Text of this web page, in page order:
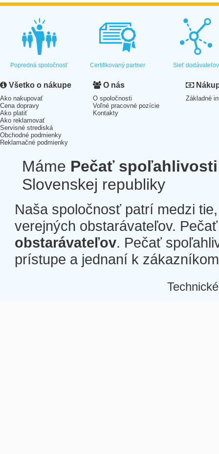
Popredná spoločnosť Certifikovaný partner Sieť dodávateľov
Všetko o nákupe
Ako nakupovať
Cena dopravy
Ako platiť
Ako reklamovať
Servisné strediská
Obchodné podmienky
Reklamačné podmienky
O nás
O spoločnosti
Voľné pracovné pozície
Kontakty
Základné
Máme Pečať spoľahlivosti
Slovenskej republiky
Naša spoločnosť patrí medzi
verejných obstarávateľov.
obstarávateľov. Pečať
prístupe a jednaní k